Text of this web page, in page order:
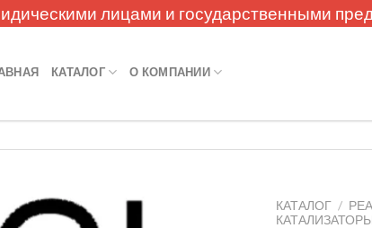
лицами и государственными
КАТАЛОГ О КОМПАНИИ
КАТАЛОГ /